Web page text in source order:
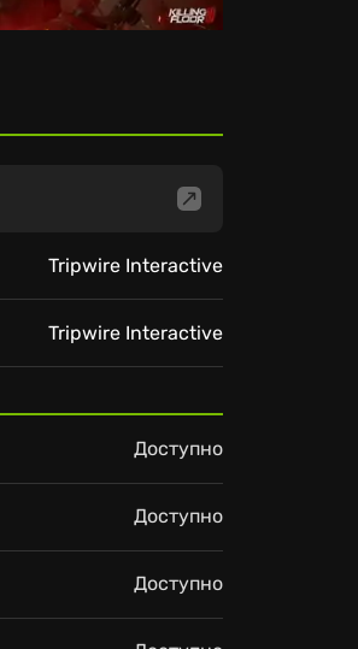
Tripwire Interactive
Tripwire Interactive
Доступно
Доступно
Доступно